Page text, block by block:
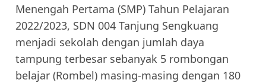
Menengah Pertama (SMP) Tahun Pelajaran
2022/2023, SDN 004 Tanjung Sengkuang
menjadi sekolah dengan jumlah daya
tampung terbesar sebanyak 5 rombongan
belajar (Rombel) masing-masing dengan 180